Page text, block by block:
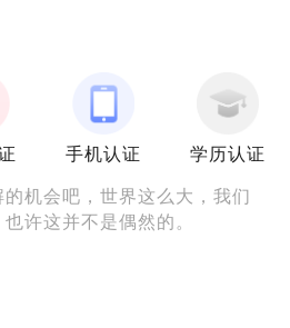
手机认证 学历认证
机会吧，世界这么大，我们
许这并不是偶然的。